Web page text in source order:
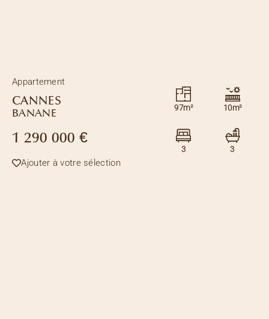
Appartement
CANNES
BANANE
1 290 000 €
Ajouter à votre sélection
97m² 10m²
3 3